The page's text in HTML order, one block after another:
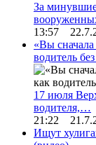
За
13:57
«Вы сначала
водитель
17 июля
водителя,…
21:22
Ищут